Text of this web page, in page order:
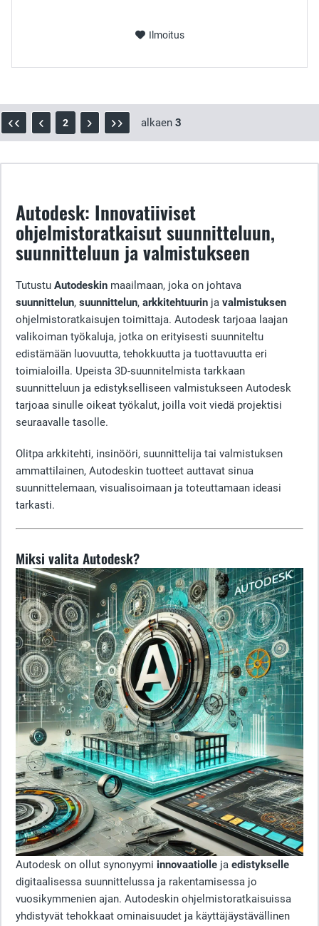
Ilmoitus
2 alkaen 3
Autodesk: Innovatiiviset
ohjelmistoratkaisut suunnitteluun,
suunnitteluun ja valmistukseen
Tutustu Autodeskin maailmaan, joka on johtava
suunnittelun, suunnittelun, arkkitehtuurin ja valmistuksen
ohjelmistoratkaisujen toimittaja. Autodesk tarjoaa laajan
valikoiman työkaluja, jotka on erityisesti suunniteltu
edistämään luovuutta, tehokkuutta ja tuottavuutta eri
toimialoilla. Upeista 3D-suunnitelmista tarkkaan
suunnitteluun ja edistykselliseen valmistukseen Autodesk
tarjoaa sinulle oikeat työkalut, joilla voit viedä projektisi
seuraavalle tasolle.
Olitpa arkkitehti, insinööri, suunnittelija tai valmistuksen
ammattilainen, Autodeskin tuotteet auttavat sinua
suunnittelemaan, visualisoimaan ja toteuttamaan ideasi
tarkasti.
Miksi valita Autodesk?
Autodesk on ollut synonyymi innovaatiolle ja edistykselle
digitaalisessa suunnittelussa ja rakentamisessa jo
vuosikymmenien ajan. Autodeskin ohjelmistoratkaisuissa
yhdistyvät tehokkaat ominaisuudet ja käyttäjäystävällinen